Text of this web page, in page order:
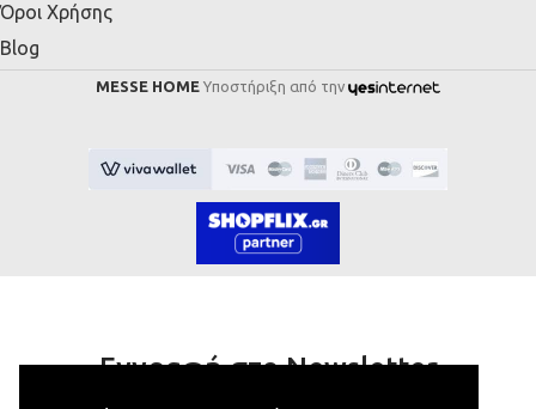
Όροι Χρήσης
Blog
MESSE HOME Υποστήριξη από την
Εγγραφή στο Newsletter